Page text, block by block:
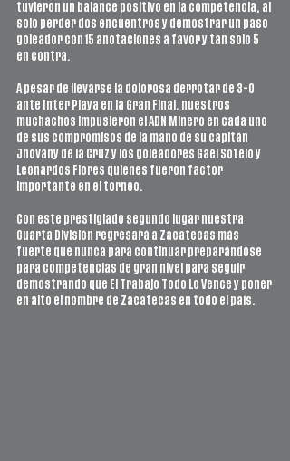
tuvieron un balance positivo en la competencia, al
solo perder dos encuentros y demostrar un paso
goleador con 15 anotaciones a favor y tan solo 5
en contra.
A pesar de llevarse la dolorosa derrotar de 3-0
ante Inter Playa en la Gran Final, nuestros
muchachos impusieron el ADN Minero en cada uno
de sus compromisos de la mano de su capitán
Jhovany de la Cruz y los goleadores Gael Sotelo y
Leonardos Flores quienes fueron factor
importante en el torneo.
Con este prestigiado segundo lugar nuestra
Cuarta División regresará a Zacatecas más
fuerte que nunca para continuar preparándose
para competencias de gran nivel para seguir
demostrando que El Trabajo Todo Lo Vence y poner
en alto el nombre de Zacatecas en todo el país.